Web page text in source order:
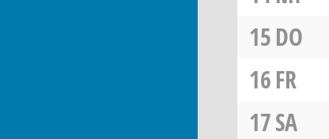
15DO
16FR
17SA